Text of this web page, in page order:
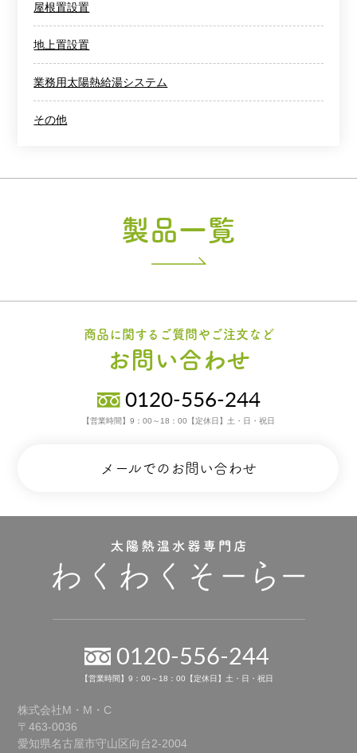
屋根置設置
地上置設置
業務用太陽熱給湯システム
その他
製品一覧
商品に関するご質問やご注文など
お問い合わせ
0120-556-244
【営業時間】9：00～18：00【定休日】土・日・祝日
メールでのお問い合わせ
0120-556-244
【営業時間】9：00～18：00【定休日】土・日・祝日
株式会社M・M・C
〒463-0036
愛知県名古屋市守山区向台2-2004